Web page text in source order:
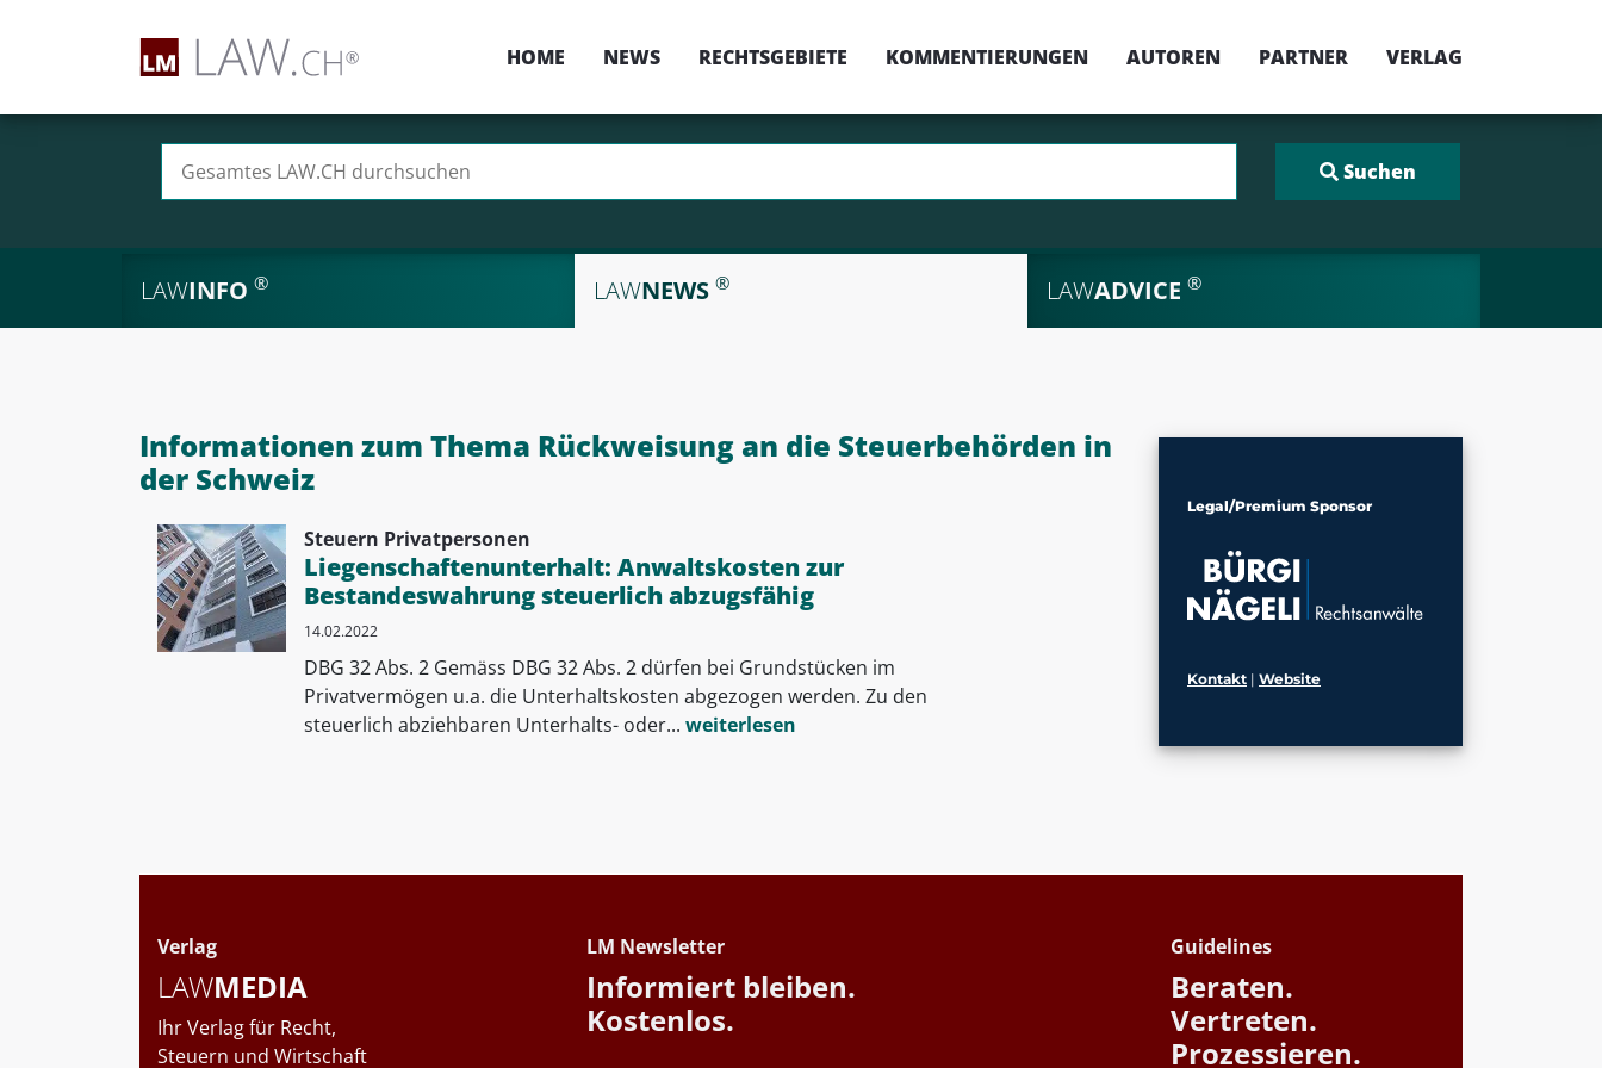
HOME NEWS RECHTSGEBIETE KOMMENTIERUNGEN AUTOREN PARTNER VERLAG
LAWINFO ® LAWNEWS ® LAWADVICE ®
Informationen zum Thema Rückweisung an die Steuerbehörden in
der Schweiz
Steuern Privatpersonen
Liegenschaftenunterhalt: Anwaltskosten zur
Bestandeswahrung steuerlich abzugsfähig
14.02.2022
DBG 32 Abs. 2 Gemäss DBG 32 Abs. 2 dürfen bei Grundstücken im
Privatvermögen u.a. die Unterhaltskosten abgezogen werden. Zu den
steuerlich abziehbaren Unterhalts- oder... weiterlesen
Legal/Premium Sponsor
Kontakt | Website
Verlag
LAWMEDIA
Ihr Verlag für Recht,
Steuern und Wirtschaft
LM Newsletter
Informiert bleiben.
Kostenlos.
Guidelines
Beraten.
Vertreten.
Prozessieren.